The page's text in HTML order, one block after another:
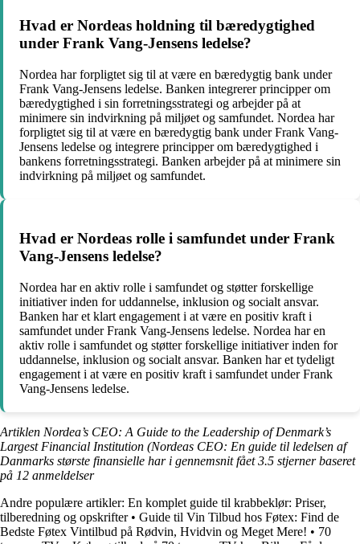
Hvad er Nordeas holdning til bæredygtighed
under Frank Vang-Jensens ledelse?
Nordea har forpligtet sig til at være en bæredygtig bank under
Frank Vang-Jensens ledelse. Banken integrerer principper om
bæredygtighed i sin forretningsstrategi og arbejder på at
minimere sin indvirkning på miljøet og samfundet. Nordea har
forpligtet sig til at være en bæredygtig bank under Frank Vang-
Jensens ledelse og integrere principper om bæredygtighed i
bankens forretningsstrategi. Banken arbejder på at minimere sin
indvirkning på miljøet og samfundet.
Hvad er Nordeas rolle i samfundet under Frank
Vang-Jensens ledelse?
Nordea har en aktiv rolle i samfundet og støtter forskellige
initiativer inden for uddannelse, inklusion og socialt ansvar.
Banken har et klart engagement i at være en positiv kraft i
samfundet under Frank Vang-Jensens ledelse. Nordea har en
aktiv rolle i samfundet og støtter forskellige initiativer inden for
uddannelse, inklusion og socialt ansvar. Banken har et tydeligt
engagement i at være en positiv kraft i samfundet under Frank
Vang-Jensens ledelse.
Artiklen Nordea’s CEO: A Guide to the Leadership of Denmark’s
Largest Financial Institution (Nordeas CEO: En guide til ledelsen af
Danmarks største finansielle har i gennemsnit fået3.5 stjerner baseret
på 12 anmeldelser
Andre populære artikler: En komplet guide til krabbeklør: Priser,
tilberedning og opskrifter• Guide til Vin Tilbud hos Føtex: Find de
Bedste Føtex Vintilbud på Rødvin, Hvidvin og Meget Mere! • 70